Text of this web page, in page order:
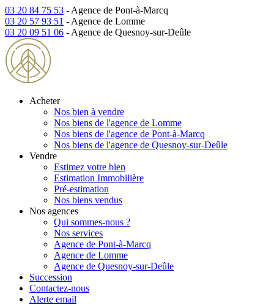
03 20 84 75 53 - Agence de Pont-à-Marcq
03 20 57 93 51 - Agence de Lomme
03 20 09 51 06 - Agence de Quesnoy-sur-Deûle
Acheter
Nos bien à vendre
Nos biens de l'agence de Lomme
Nos biens de l'agence de Pont-à-Marcq
Nos biens de l'agence de Quesnoy-sur-Deûle
Vendre
Estimez votre bien
Estimation Immobilière
Pré-estimation
Nos biens vendus
Nos agences
Qui sommes-nous ?
Nos services
Agence de Pont-à-Marcq
Agence de Lomme
Agence de Quesnoy-sur-Deûle
Succession
Contactez-nous
Alerte email